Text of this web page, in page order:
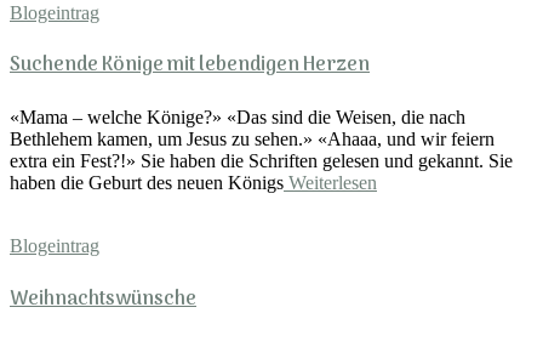
Blogeintrag
Suchende Könige mit lebendigen Herzen
«Mama – welche Könige?» «Das sind die Weisen, die nach
Bethlehem kamen, um Jesus zu sehen.» «Ahaaa, und wir feiern
extra ein Fest?!» Sie haben die Schriften gelesen und gekannt. Sie
haben die Geburt des neuen Königs Weiterlesen
Blogeintrag
Weihnachtswünsche